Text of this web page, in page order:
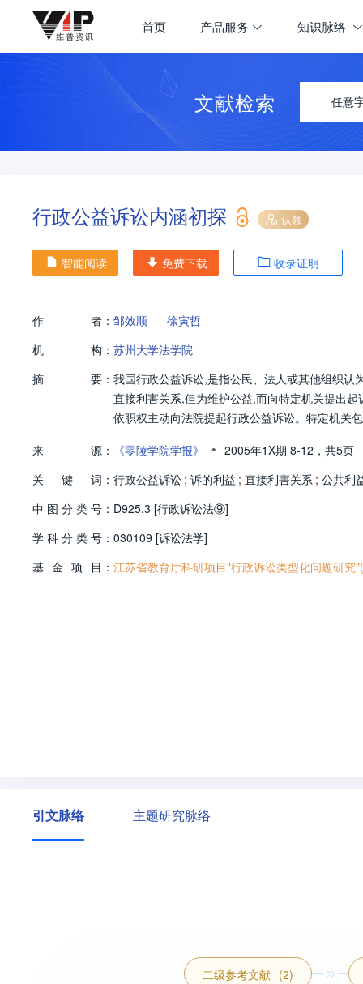
首页 产品服务 知识脉络
文献检索 任意
行政公益诉讼内涵初探 认领
智能阅读 免费下载 收录证明
作 者： 邹效顺
徐寅哲
机
构： 苏州大学法学院
摘
要： 我国行政公益诉讼,是指公民、法人或其他组织
直接利害关系,但为维护公益,而向特定机关提出
依职权主动向法院提起行政公益诉讼。特定机关
来
源： 《零陵学院学报》 • 2005年1X期 8-12， 共5页
关
键 词： 行政公益诉讼 ; 诉的利益 ; 直接利害关系 ; 公共利
中 图 分 类 号： D925.3 [行政诉讼法⑨]
学 科 分 类 号： 030109 [诉讼法学]
基 金 项 目： 江苏省教育厅科研项目"行政诉讼类型化问题研
引文脉络 主题研究脉络
二级参考文献 (2)